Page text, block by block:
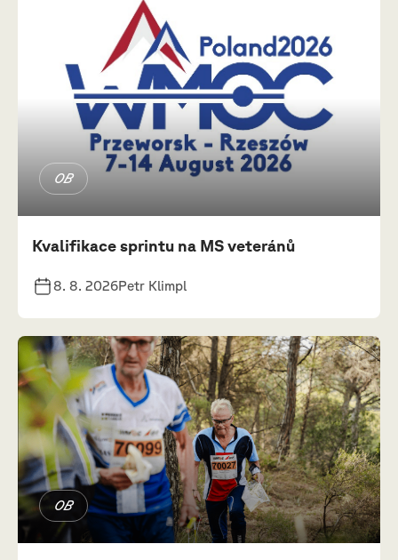
OB
Kvalifikace sprintu na MS veteránů
8. 8. 2026Petr Klimpl
OB